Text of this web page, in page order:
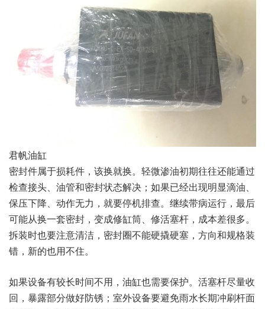
君帆油缸
密封件属于损耗件，该换就换。轻微渗油初期往往还能通过
检查接头、油管和密封状态解决；如果已经出现明显滴油、
保压下降、动作无力，就要停机排查。继续带病运行，最后
可能从换一套密封，变成修缸筒、修活塞杆，成本差很多。
拆装时也要注意清洁，密封圈不能硬撬硬塞，方向和规格装
错，新的也用不住。
如果设备有较长时间不用，油缸也需要保护。活塞杆尽量收
回，暴露部分做好防锈；室外设备要避免雨水长期冲刷杆面